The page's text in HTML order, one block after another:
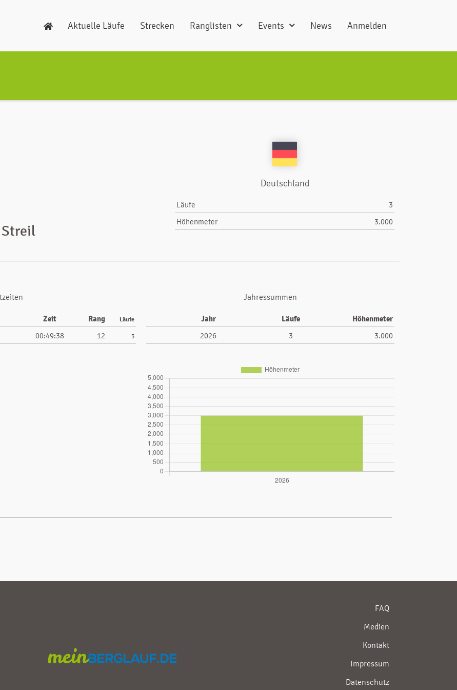
Aktuelle Läufe Strecken Ranglisten Events News Anmelden
Deutschland
Läufe
3
Höhenmeter
3.000
Zeit Rang Läufe
00:49:38 12 3
Jahressummen
Jahr Läufe Höhenmeter
2026 3 3.000
FAQ
Medien
Kontakt
Impressum
Datenschutz